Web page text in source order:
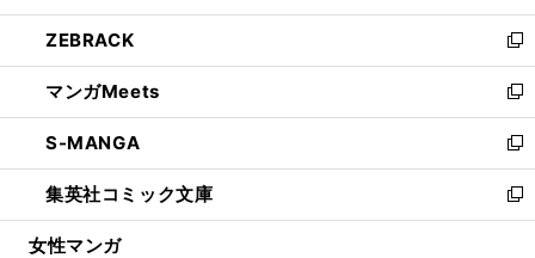
開
く
ウ
で
開
く
ン
ド
ウ
で
開
く
ウ
ィ
ン
ド
ウ
で
開
く
し
い
ウ
ィ
ン
ド
ウ
で
開
ZEBRACK
新
し
い
ウ
ィ
ン
ド
ウ
マンガMeets
新
し
い
ウ
ィ
ン
S-MANGA
新
し
い
ウ
集英社コミック文庫
新
し
女性マンガ